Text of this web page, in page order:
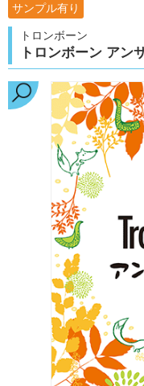
サンプル有り
トロンボーン
トロンボーン アン